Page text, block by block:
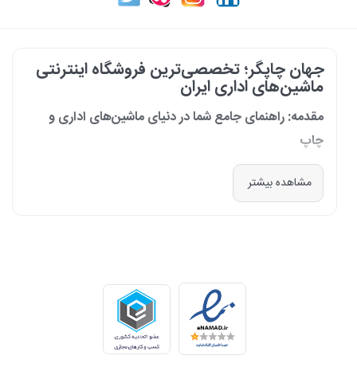
جهان چاپگر؛ تخصصی‌ترین فروشگاه اینترنتی
ماشین‌های اداری ایران
مقدمه: راهنمای جامع شما در دنیای ماشین‌های اداری و
چاپ
در دنیای پرشتاب امروز که کسب‌وکارها و سازمان‌ها برای افزایش بهره‌وری خود به
فناوری‌های نوین وابسته‌اند، دسترسی به ابزارهای کارآمد و قابل اعتماد یک
ما، ارائه راهکارهای جامع، از مشاوره پیش از خرید تا پشتیبانی پس از فروش،
برای سازمان‌ها، شرکت‌ها و کاربران خانگی است.
طیف کاملی از محصولات برای هر نیازی
ما در جهان چاپگر، مجموعه‌ای گسترده از برترین برندهای جهانی را گرد هم
مشاهده بیشتر